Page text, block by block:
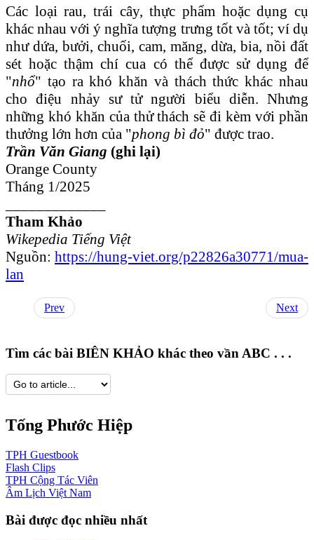
Các loại rau, trái cây, thực phẩm hoặc dụng cụ
khác nhau với ý nghĩa tượng trưng tốt và tốt; ví dụ
như dứa, bưởi, chuối, cam, măng, dừa, bia, nồi đất
sét hoặc thậm chí cua có thể được sử dụng để
"nhổ" tạo ra khó khăn và thách thức khác nhau
cho điệu nhảy sư tử người biểu diễn. Nhưng
những khó khăn của thử thách sẽ đi kèm với phần
thưởng lớn hơn của "phong bì đỏ" được trao.
Trần Văn Giang (ghi lại)
Orange County
Tháng 1/2025
Tham Khảo
Wikepedia Tiếng Việt
Nguồn: https://hung-viet.org/p22826a30771/mua-
lan
Prev Next
Tìm các bài BIÊN KHẢO khác theo vần ABC . . .
Tống Phước Hiệp
TPH Guestbook
Flash Clips
TPH Cộng Tác Viên
Âm Lịch Việt Nam
Bài được đọc nhiều nhất